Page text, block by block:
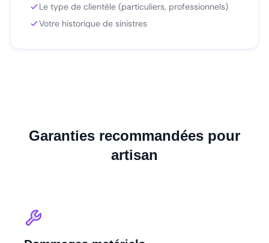
Le type de clientèle (particuliers, professionnels)
Votre historique de sinistres
Garanties recommandées pour
artisan